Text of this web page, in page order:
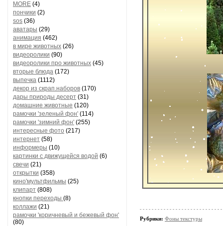
MORE (4)
пончики (2)
sos (36)
аватары (29)
анимация (462)
в мире животных (26)
видеоролики (90)
видеоролики про животных (45)
вторые блюда (172)
выпечка (1112)
декор из скрап.наборов (170)
дары природы десерт (31)
домашние животные (120)
рамочки 'зеленый фон' (114)
рамочки 'зимний фон' (255)
интересные фото (217)
интернет (58)
информеры (10)
картинки с движущейся водой (6)
свечи (21)
открытки (358)
кино'мультфильмы (25)
клипарт (808)
кнопки переходы (8)
коллажи (21)
рамочки 'коричневый и бежевый фон'
(80)
Рубрики: Фоны текстуры